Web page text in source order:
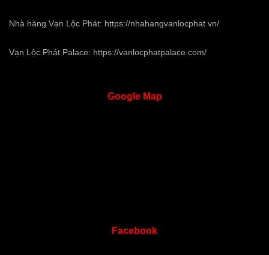
Nhà hàng Vạn Lộc Phát: https://nhahangvanlocphat.vn/
Vạn Lộc Phát Palace: https://vanlocphatpalace.com/
GoogleMap
Facebook